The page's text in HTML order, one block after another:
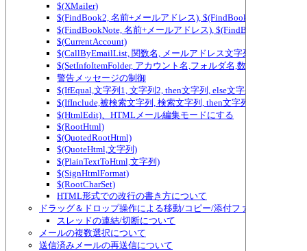
$(XMailer)
$(FindBook2, 名前+メールアドレス), $(FindBook3, 名前+メー
$(FindBookNote, 名前+メールアドレス), $(FindBookNote2, ...)
$(CurrentAccount)
$(CallByEmailList, 関数名, メールアドレス文字列)
$(SetInfoItemFolder, アカウント名,フォルダ名,数値)
警告メッセージの制御
$(IfEqual,文字列1, 文字列2, then文字列, else文字列)、テンプレ
$(IfInclude,被検索文字列, 検索文字列, then文字列, else文字列)
$(HtmlEdit)、HTMLメール編集モードにする
$(RootHtml)
$(QuotedRootHtml)
$(QuoteHtml,文字列)
$(PlainTextToHtml,文字列)
$(SignHtmlFormat)
$(RootCharSet)
HTML形式での改行の書き方について
ドラッグ＆ドロップ操作による移動/コピー/添付ファイルの追加/
スレッドの連結/切断について
メールの複数選択について
送信済みメールの再送信について